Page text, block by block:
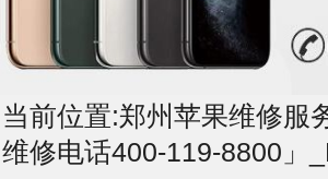
当前位置:郑州苹果维修服
维修电话400-119-8800」